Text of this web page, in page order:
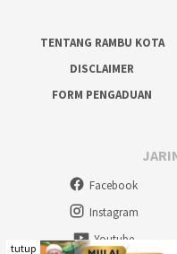
TENTANG RAMBU KOTA
DISCLAIMER
FORM PENGADUAN
Facebook
Instagram
Youtube
tutup